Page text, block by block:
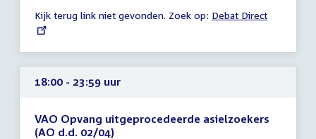
23:59
uur
Kijk terug link niet gevonden. Zoek op: External
Debat Direct
18:00 - 23:59 uur
VAO Opvang uitgeprocedeerde asielzoekers
(AO d.d. 02/04)